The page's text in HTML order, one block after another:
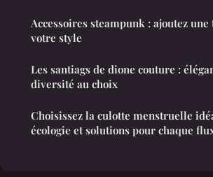
Accessoires steampunk : ajoutez
votre style
Les santiags de dione couture :
diversité au choix
Choisissez la culotte menstruelle
écologie et solutions pour chaque